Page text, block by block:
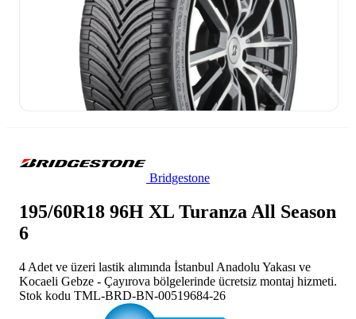
Bridgestone
195/60R18 96H XL Turanza All Season
6
4 Adet ve üzeri lastik alımında İstanbul Anadolu Yakası ve
Kocaeli Gebze - Çayırova bölgelerinde ücretsiz montaj hizmeti.
Stok kodu TML-BRD-BN-00519684-26